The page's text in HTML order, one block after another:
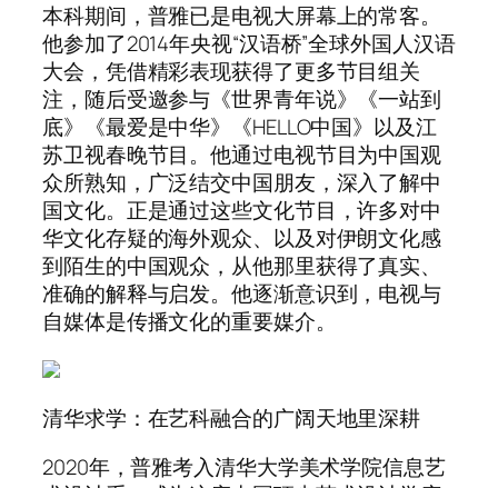
本科期间，普雅已是电视大屏幕上的常客。
他参加了2014年央视“汉语桥”全球外国人汉语
大会，凭借精彩表现获得了更多节目组关
注，随后受邀参与《世界青年说》《一站到
底》《最爱是中华》《HELLO中国》以及江
苏卫视春晚节目。他通过电视节目为中国观
众所熟知，广泛结交中国朋友，深入了解中
国文化。正是通过这些文化节目，许多对中
华文化存疑的海外观众、以及对伊朗文化感
到陌生的中国观众，从他那里获得了真实、
准确的解释与启发。他逐渐意识到，电视与
自媒体是传播文化的重要媒介。
清华求学：在艺科融合的广阔天地里深耕
2020年，普雅考入清华大学美术学院信息艺